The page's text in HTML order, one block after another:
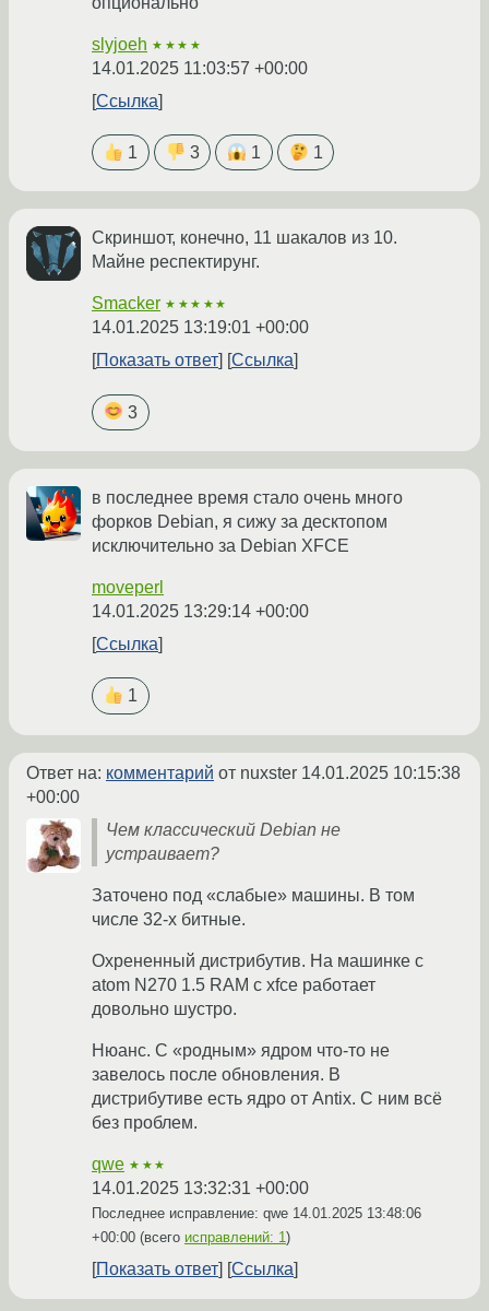
slyjoeh ★★★★
14.01.2025 11:03:57 +00:00
Ссылка
1 3 1 1
Скриншот, конечно, 11 шакалов из 10.
Майне респектирунг.
Smacker ★★★★★
14.01.2025 13:19:01 +00:00
Показать ответ
Ссылка
3
в последнее время стало очень много
форков Debian, я сижу за десктопом
исключительно за Debian XFCE
moveperl
14.01.2025 13:29:14 +00:00
Ссылка
1
Ответ на: комментарий от nuxster 14.01.2025 10:15:38
+00:00
Чем классический Debian не
устраивает?
Заточено под «слабые» машины. В том
числе 32-х битные.
Охрененный дистрибутив. На машинке с
atom N270 1.5 RAM с xfce работает
довольно шустро.
Нюанс. С «родным» ядром что-то не
завелось после обновления. В
дистрибутиве есть ядро от Antix. С ним всё
без проблем.
qwe ★★★
14.01.2025 13:32:31 +00:00
Последнее исправление: qwe 14.01.2025 13:48:06
+00:00 (всего исправлений: 1 )
Показать ответ Ссылка